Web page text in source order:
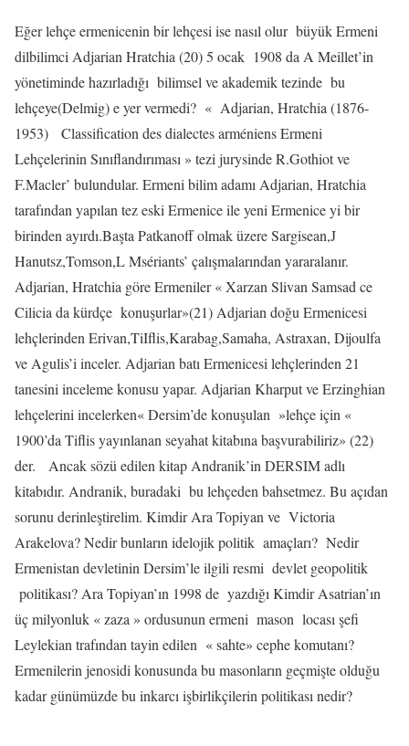
Eğer lehçe ermenicenin bir lehçesi ise nasıl olur büyük Ermeni
dilbilimci Adjarian Hratchia (20) 5 ocak 1908 da A Meillet’in
yönetiminde hazırladığı bilimsel ve akademik tezinde bu
lehçeye(Delmig) e yer vermedi? « Adjarian, Hratchia (1876-
1953)
Classification des dialectes arméniens Ermeni
Lehçelerinin Sınıflandırıması » tezi jurysinde R.Gothiot ve
F.Macler’ bulundular. Ermeni bilim adamı Adjarian, Hratchia
tarafından yapılan tez eski Ermenice ile yeni Ermenice yi bir
birinden ayırdı.Başta Patkanoff olmak üzere Sargisean,J
Hanutsz,Tomson,L Msériants’ çalışmalarından yararalanır.
Adjarian, Hratchia göre Ermeniler « Xarzan Slivan Samsad ce
Cilicia da kürdçe konuşurlar»(21) Adjarian doğu Ermenicesi
lehçlerinden Erivan,TiIflis,Karabag,Samaha, Astraxan, Dijoulfa
ve Agulis’i inceler. Adjarian batı Ermenicesi lehçlerinden 21
tanesini inceleme konusu yapar. Adjarian Kharput ve Erzinghian
lehçelerini incelerken« Dersim’de konuşulan »lehçe için «
1900’da Tiflis yayınlanan seyahat kitabına başvurabiliriz» (22)
der.
Ancak sözü edilen kitap Andranik’in DERSIM adlı
kitabıdır. Andranik, buradaki bu lehçeden bahsetmez. Bu açıdan
sorunu derinleştirelim. Kimdir Ara Topiyan ve Victoria
Arakelova? Nedir bunların idelojik politik amaçları? Nedir
Ermenistan devletinin Dersim’le ilgili resmi devlet geopolitik
politikası? Ara Topiyan’ın 1998 de yazdığı Kimdir Asatrian’ın
üç milyonluk « zaza » ordusunun ermeni mason locası şefi
Leylekian trafından tayin edilen « sahte» cephe komutanı?
Ermenilerin jenosidi konusunda bu masonların geçmişte olduğu
kadar günümüzde bu inkarcı işbirlikçilerin politikası nedir?